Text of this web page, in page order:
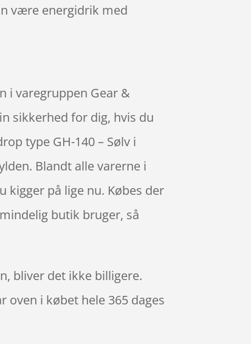
være energidrik med
i varegruppen Gear &
sikkerhed for dig, hvis du
type GH-140 – Sølv i
Blandt alle varerne i
kigger på lige nu. Købes der
butik bruger, så
bliver det ikke billigere.
oven i købet hele 365 dages